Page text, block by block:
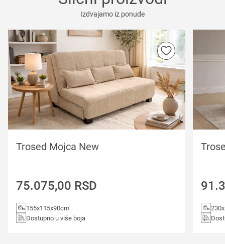
Izdvajamo iz ponude
Trosed Mojca New
75.075,00 RSD
155x115x90cm
Dostupno u više boja